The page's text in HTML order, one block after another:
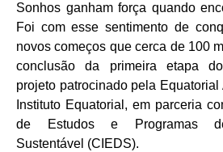
Sonhos ganham força quando
Foi com esse sentimento de
novos começos que cerca de 100
conclusão da primeira etapa
projeto patrocinado pela
Instituto Equatorial, em parceria
de Estudos e Programas de
Sustentável (CIEDS).